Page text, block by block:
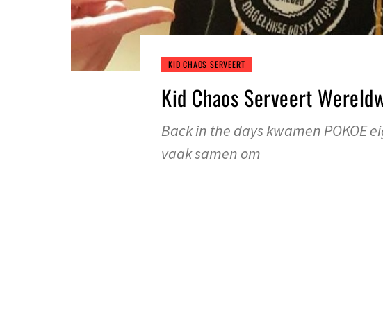
KID CHAOS SERVEERT
Kid Chaos Serveert
Back in the days kwamen POKOE
vaak samen om